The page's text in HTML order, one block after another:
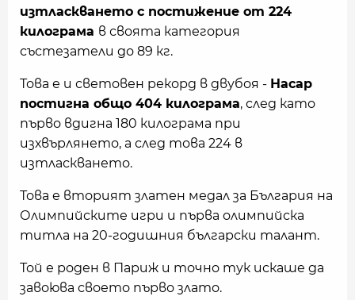
изтласкването с постижение от 224
килограма в своята категория
състезатели до 89 кг.
Това е и световен рекорд в двубоя - Насар
постигна общо 404 килограма, след като
първо вдигна 180 килограма при
изхвърлянето, а след това 224 в
изтласкването.
Това е вторият златен медал за България на
Олимпийските игри и първа олимпийска
титла на 20-годишния български талант.
Той е роден в Париж и точно тук искаше да
завоюва своето първо злато.